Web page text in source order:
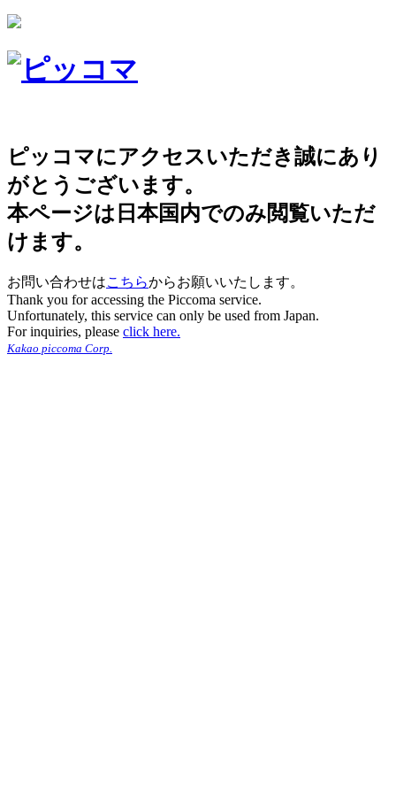
ピッコマにアクセスいただき誠にあり
がとうございます。
本ページは日本国内でのみ閲覧いただ
けます。
お問い合わせはこちらからお願いいたします。
Thank you for accessing the Piccoma service.
Unfortunately, this service can only be used from Japan.
For inquiries, please click here.
Kakao piccoma Corp.